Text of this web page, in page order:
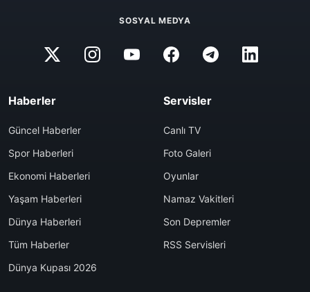
SOSYAL MEDYA
Haberler
Güncel Haberler
Spor Haberleri
Ekonomi Haberleri
Yaşam Haberleri
Dünya Haberleri
Tüm Haberler
Dünya Kupası 2026
Servisler
Canlı TV
Foto Galeri
Oyunlar
Namaz Vakitleri
Son Depremler
RSS Servisleri